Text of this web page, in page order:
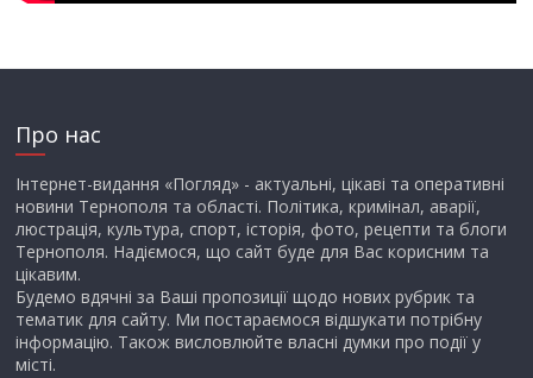
Про нас
Інтернет-видання «Погляд» - актуальні, цікаві та оперативні
новини Тернополя та області. Політика, кримінал, аварії,
люстрація, культура, спорт, історія, фото, рецепти та блоги
Тернополя. Надіємося, що сайт буде для Вас корисним та
цікавим.
Будемо вдячні за Ваші пропозиції щодо нових рубрик та
тематик для сайту. Ми постараємося відшукати потрібну
інформацію. Також висловлюйте власні думки про події у
місті.